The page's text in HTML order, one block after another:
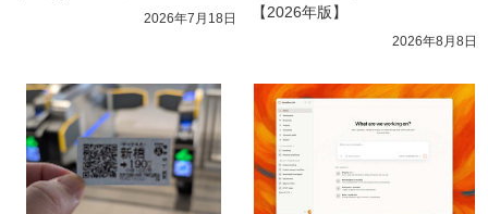
2026年7月18日
【2026年版】
2026年8月8日